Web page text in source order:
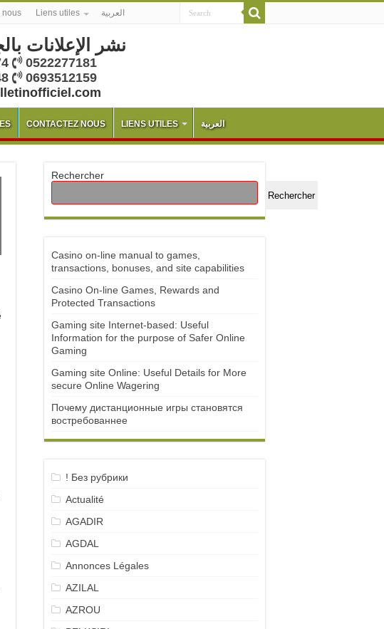
nous Liens utiles العربية
نشر الإعلانات
0522277181
0693512159
CONTACTEZ NOUS LIENS UTILES العربية
Rechercher
Rechercher
Casino on-line manual to games,
transactions, bonuses, and site capabilities
Casino On-line Games, Rewards and
Protected Transactions
Gaming site Internet-based: Useful
Information for the purpose of Safer Online
Gaming
Gaming site Online: Useful Details for More
secure Online Wagering
Почему дистанционные игры становятся
востребованнее
! Без рубрики
Actualité
AGADIR
AGDAL
Annonces Légales
AZILAL
AZROU